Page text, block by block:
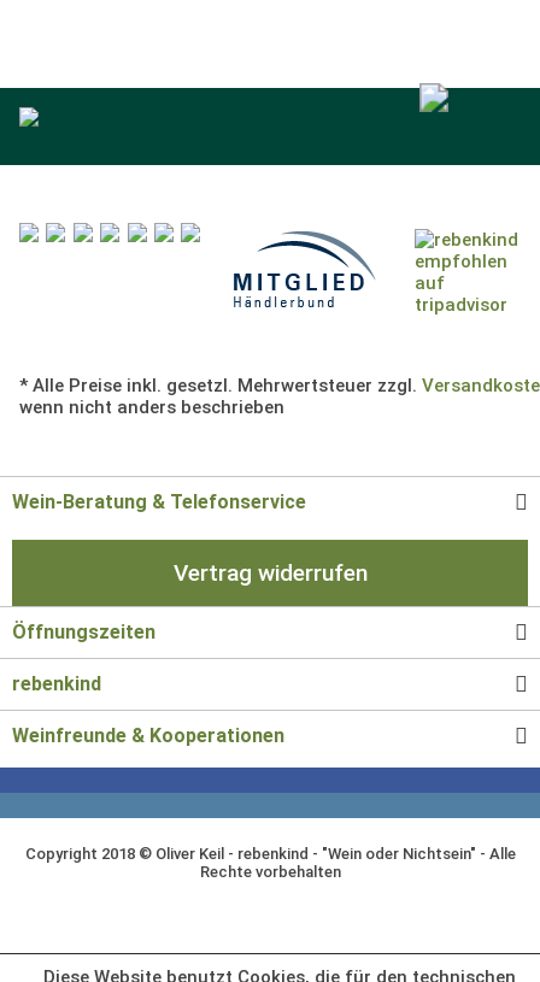
* Alle Preise inkl. gesetzl. Mehrwertsteuer zzgl.
wenn nicht anders beschrieben
Wein-Beratung & Telefonservice
Vertrag widerrufen
Öffnungszeiten
rebenkind
Weinfreunde & Kooperationen
Copyright 2018 © Oliver Keil - rebenkind - "Wein oder Nichtsein" - Alle
Rechte vorbehalten
Diese Website benutzt Cookies, die für den technischen